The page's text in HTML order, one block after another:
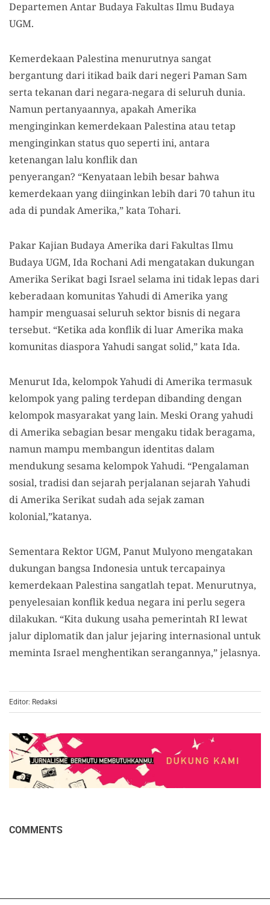
Departemen Antar Budaya Fakultas Ilmu Budaya
UGM.
Kemerdekaan Palestina menurutnya sangat
bergantung dari itikad baik dari negeri Paman Sam
serta tekanan dari negara-negara di seluruh dunia.
Namun pertanyaannya, apakah Amerika
menginginkan kemerdekaan Palestina atau tetap
menginginkan status quo seperti ini, antara
ketenangan lalu konflik dan
penyerangan? “Kenyataan lebih besar bahwa
kemerdekaan yang diinginkan lebih dari 70 tahun itu
ada di pundak Amerika,” kata Tohari.
Pakar Kajian Budaya Amerika dari Fakultas Ilmu
Budaya UGM, Ida Rochani Adi mengatakan dukungan
Amerika Serikat bagi Israel selama ini tidak lepas dari
keberadaan komunitas Yahudi di Amerika yang
hampir menguasai seluruh sektor bisnis di negara
tersebut. “Ketika ada konflik di luar Amerika maka
komunitas diaspora Yahudi sangat solid,” kata Ida.
Menurut Ida, kelompok Yahudi di Amerika termasuk
kelompok yang paling terdepan dibanding dengan
kelompok masyarakat yang lain. Meski Orang yahudi
di Amerika sebagian besar mengaku tidak beragama,
namun mampu membangun identitas dalam
mendukung sesama kelompok Yahudi. “Pengalaman
sosial, tradisi dan sejarah perjalanan sejarah Yahudi
di Amerika Serikat sudah ada sejak zaman
kolonial,”katanya.
Sementara Rektor UGM, Panut Mulyono mengatakan
dukungan bangsa Indonesia untuk tercapainya
kemerdekaan Palestina sangatlah tepat. Menurutnya,
penyelesaian konflik kedua negara ini perlu segera
dilakukan. “Kita dukung usaha pemerintah RI lewat
jalur diplomatik dan jalur jejaring internasional untuk
meminta Israel menghentikan serangannya,” jelasnya.
Editor: Redaksi
COMMENTS